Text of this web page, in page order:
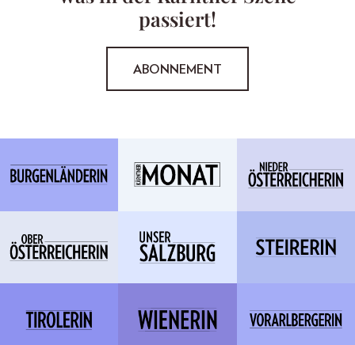
passiert!
ABONNEMENT